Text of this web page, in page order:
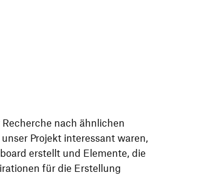
nach ähnlichen
Projekt interessant waren,
erstellt und Elemente, die
für die Erstellung